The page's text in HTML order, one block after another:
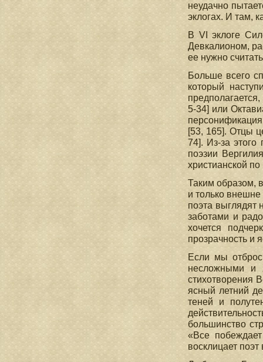
неудачно
эклогах. И там,
В VI эклоге
Девкалионом,
ее нужно
Больше всего
который
5-34] или
[53, 165]. Отцы
74]. Из-за этого
поэзии
христианской
Таким образом,
и только
поэта выглядят
заботами и
хочется
прозрачность и
Если мы
несложными и
стихотворения
ясный летний
теней и
большинство
«Все
восклицает